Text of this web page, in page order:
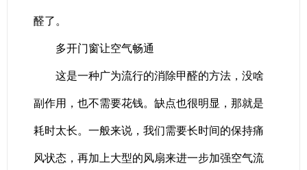
醛了。
多开门窗让空气畅通
这是一种广为流行的消除甲醛的方法，没啥
副作用，也不需要花钱。缺点也很明显，那就是
耗时太长。一般来说，我们需要长时间的保持痛
风状态，再加上大型的风扇来进一步加强空气流